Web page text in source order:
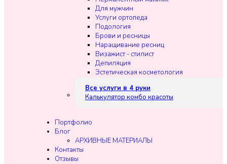
Для мужчин
Услуги ортопеда
Подология
Брови и ресницы
Наращивание ресниц
Визажист - стилист
Депиляция
Эстетическая косметология
Все услуги в 4 руки
Калькулятор комбо красоты
Портфолио
Блог
АРХИВНЫЕ МАТЕРИАЛЫ
Контакты
Отзывы